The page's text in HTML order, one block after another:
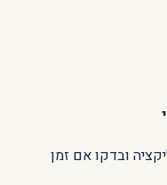
ובדקו אם זמן